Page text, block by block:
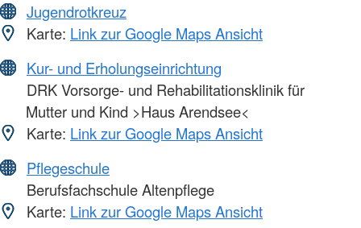
Jugendrotkreuz
Karte: Link zur Google Maps Ansicht
Kur- und Erholungseinrichtung
DRK Vorsorge- und Rehabilitationsklinik für
Mutter und Kind >Haus Arendsee<
Karte: Link zur Google Maps Ansicht
Pflegeschule
Berufsfachschule Altenpflege
Karte: Link zur Google Maps Ansicht